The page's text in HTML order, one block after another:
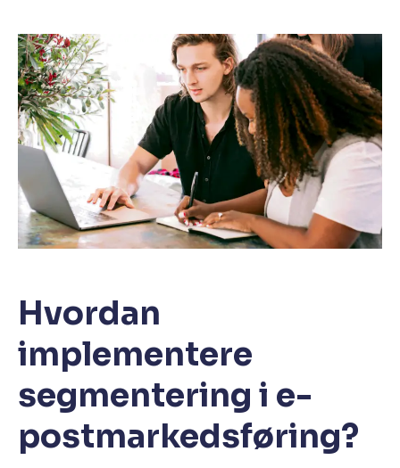
Hvordan
implementere
segmentering i e-
postmarkedsføring?